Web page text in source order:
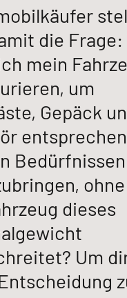
XL I
Integriert
T
die Frage:
mein
um
Gepäck
Bedürfnissen
dieses
Um